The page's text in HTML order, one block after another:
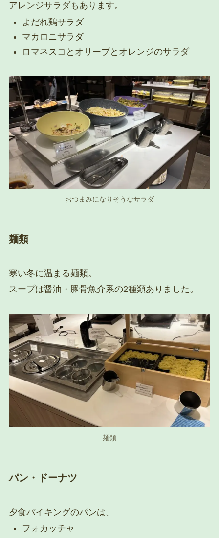
アレンジサラダもあります。
よだれ鶏サラダ
マカロニサラダ
ロマネスコとオリーブとオレンジのサラダ
おつまみになりそうなサラダ
麺類
寒い冬に温まる麺類。
スープは醤油・豚骨魚介系の2種類ありました。
麺類
パン・ドーナツ
夕食バイキングのパンは、
フォカッチャ